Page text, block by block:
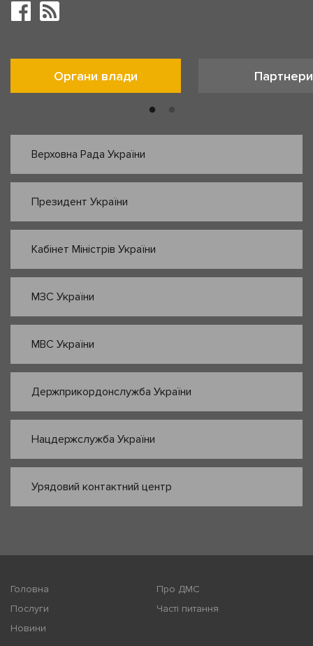
Органи влади Партнери
Верховна Рада України
Президент України
Кабінет Міністрів України
МЗС України
МВС України
Держприкордонслужба України
Нацдержслужба України
Урядовий контактний центр
Головна
Про ДМС
Послуги
Часті питання
Новини